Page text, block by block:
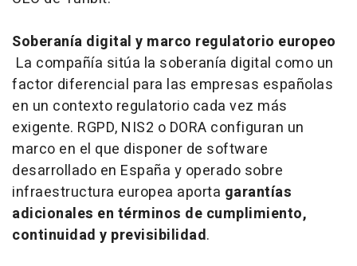
Soberanía digital y marco regulatorio europeo
La compañía sitúa la soberanía digital como un
factor diferencial para las empresas españolas
en un contexto regulatorio cada vez más
exigente. RGPD, NIS2 o DORA configuran un
marco en el que disponer de software
desarrollado en España y operado sobre
infraestructura europea aporta garantías
adicionales en términos de cumplimiento,
continuidad y previsibilidad.